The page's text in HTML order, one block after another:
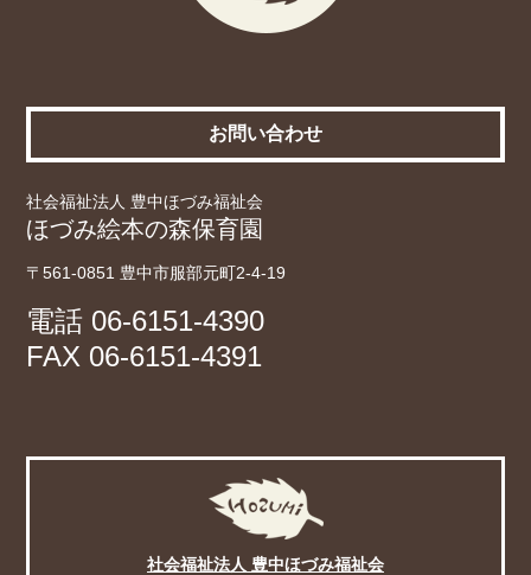
お問い合わせ
社会福祉法人 豊中ほづみ福祉会
ほづみ絵本の森保育園
〒561-0851 豊中市服部元町2-4-19
電話 06-6151-4390
FAX 06-6151-4391
社会福祉法人 豊中ほづみ福祉会